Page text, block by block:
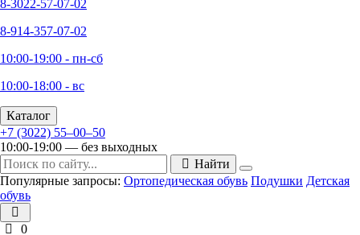
8-3022-57-07-02
8-914-357-07-02
10:00-19:00 - пн-сб
10:00-18:00 - вс
Каталог
+7 (3022) 55‒00‒50
10:00-19:00 — без выходных
Найти
Популярные запросы: Ортопедическая обувь Подушки Детская
обувь
0